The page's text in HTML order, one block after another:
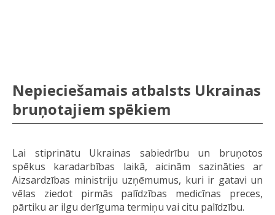
Nepieciešamais atbalsts Ukrainas
bruņotajiem spēkiem
Lai stiprinātu Ukrainas sabiedrību un bruņotos
spēkus karadarbības laikā, aicinām sazināties ar
Aizsardzības ministriju uzņēmumus, kuri ir gatavi un
vēlas ziedot pirmās palīdzības medicīnas preces,
pārtiku ar ilgu derīguma termiņu vai citu palīdzību.